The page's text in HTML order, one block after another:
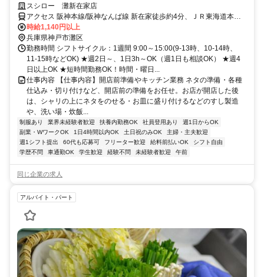
スシロー 灘新在家店
アクセス 阪神本線/阪神なんば線 新在家徒歩約4分、ＪＲ東海道本線
六甲道南出口徒歩約12分、阪神本線/阪神なんば線 石屋川徒歩約14分
時給1,140円以上
兵庫県神戸市灘区
勤務時間 シフトサイクル：1週間 9:00～15:00(9-13時、10-14時、
11-15時などOK) ★週2日～、1日3h～OK（週1日も相談OK） ★週4
日以上OK ★短時間勤務OK！時間・曜日...
仕事内容 【仕事内容】開店前準備やキッチン業務 ネタの準備・各種
仕込み・切り付けなど、開店前の準備をお任せ。お店が開店した後
は、シャリの上にネタをのせる・お皿に盛り付けるなどのすし製造
や、洗い場・炊飯...
制服あり 業界未経験者歓迎 扶養内勤務OK 社員登用あり
週1日からOK
副業・WワークOK
1日4時間以内OK 土日祝のみOK
主婦・主夫歓迎
週1シフト提出
60代も応募可 フリーター歓迎 給料前払いOK
シフト自由
学歴不問
車通勤OK 学生歓迎 経験不問 未経験者歓迎 午前
同じ企業の求人
アルバイト・パート